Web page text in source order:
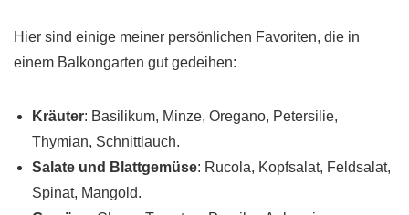
Hier sind einige meiner persönlichen Favoriten, die in
einem Balkongarten gut gedeihen:
Kräuter: Basilikum, Minze, Oregano, Petersilie,
Thymian, Schnittlauch.
Salate und Blattgemüse: Rucola, Kopfsalat, Feldsalat,
Spinat, Mangold.